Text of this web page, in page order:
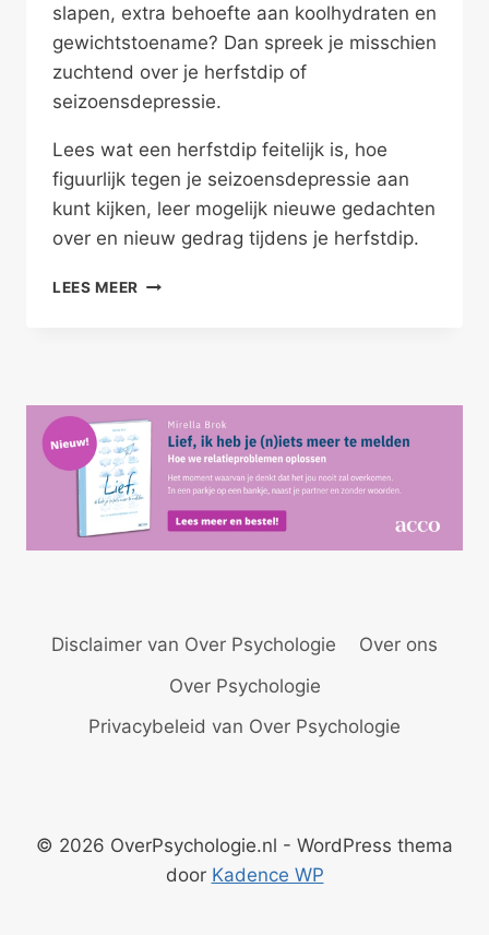
slapen, extra behoefte aan koolhydraten en
gewichtstoename? Dan spreek je misschien
zuchtend over je herfstdip of
seizoensdepressie.
Lees wat een herfstdip feitelijk is, hoe
figuurlijk tegen je seizoensdepressie aan
kunt kijken, leer mogelijk nieuwe gedachten
over en nieuw gedrag tijdens je herfstdip.
LEES MEER ZORG
Disclaimer van Over Psychologie
Over ons
Over Psychologie
Privacybeleid van Over Psychologie
© 2026 OverPsychologie.nl - WordPress thema
door Kadence WP